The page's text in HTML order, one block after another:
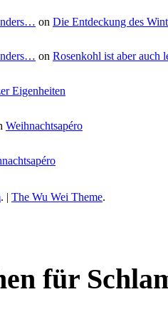
on Die Entdeckung des
on Rosenkohl ist aber auch
Eigenheiten
Weihnachtsapéro
. | The Wu Wei Theme.
für